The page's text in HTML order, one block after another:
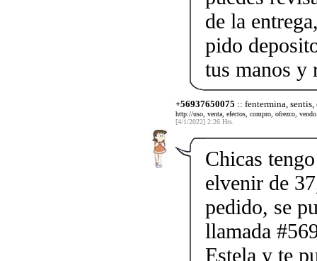
de la
pido
tus manos y
+56937650075 :: fentermina,
http://uso, venta, efectos, compro, ofrezco,
[4/1/2022] 2:26 Hrs.
Chicas
elvenir de
pedido, se
llamada
Estela y te